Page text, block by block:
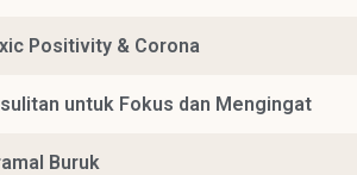
Positivity & Corona
untuk Fokus dan Mengingat
Buruk